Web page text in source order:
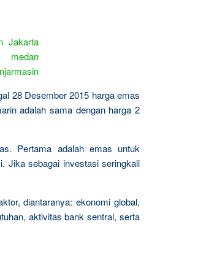
28 Desember 2015 harga emas
adalah sama dengan harga 2
Pertama adalah emas untuk
Jika sebagai investasi seringkali
diantaranya: ekonomi global,
aktivitas bank sentral, serta